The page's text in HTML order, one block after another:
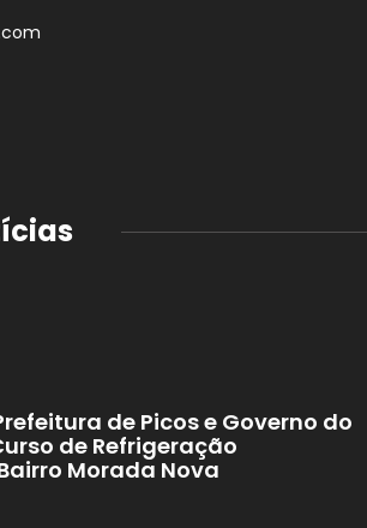
de Picos e Governo do
de Refrigeração
Morada Nova